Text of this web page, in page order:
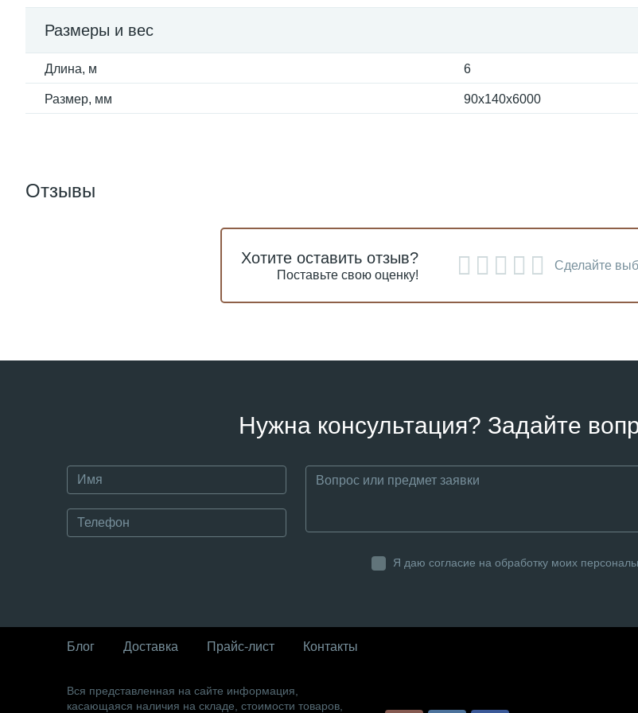
Размеры и вес
Длина, м 6
Размер, мм 90х140х6000
Отзывы
Хотите оставить отзыв?
Поставьте свою оценку!
Сделайте
Нужна консультация? Задайте
Я даю согласие на обработку моих
Блог Доставка Прайс-лист Контакты
Вся представленная на сайте информация,
касающаяся наличия на складе, стоимости товаров,